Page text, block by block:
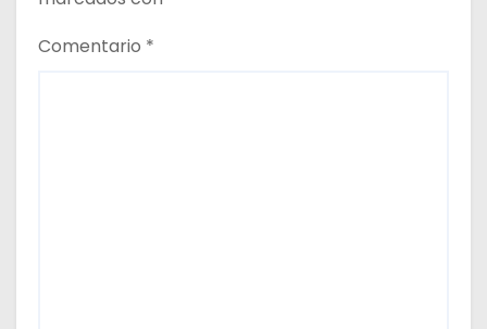
s
Comentario *